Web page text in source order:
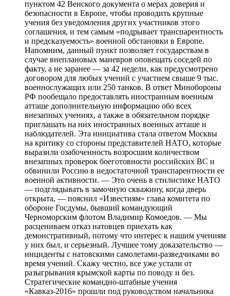
пунктом 42 Венского документа о мерах доверия и
безопасности в Европе, чтобы проводить крупные
учения без уведомления других участников этого
соглашения, и тем самым «подрывает транспарентность
и предсказуемость» военной обстановки в Европе.
Напомним, данный пункт позволяет государствам в
случае внеплановых маневров оповещать соседей по
факту, а не заранее — за 42 недели, как предусмотрено
договором для любых учений с участием свыше 9 тыс.
военнослужащих или 250 танков. В ответ Минобороны
РФ пообещало предоставлять иностранным военным
атташе дополнительную информацию обо всех
внезапных учениях, а также в обязательном порядке
приглашать на них иностранных военных атташе и
наблюдателей. Эта инициатива стала ответом Москвы
на критику со стороны представителей НАТО, которые
выразили озабоченность возросшим количеством
внезапных проверок боеготовности российских ВС и
обвинили Россию в недостаточной транспарентности ее
военной активности. — Это очень в стилистике НАТО
— подглядывать в замочную скважину, когда дверь
открыта, — пояснил «Известиям» глава комитета по
обороне Госдумы, бывший командующий
Черноморским флотом Владимир Комоедов. — Мы
расцениваем отказ натовцев приехать как
демонстративный, потому что интерес к нашим учениям
у них был, и серьезный. Лучшее тому доказательство —
инциденты с натовскими самолетами-разведчиками во
время учений. Скажу честно, все уже устали от
разыгрывания крымской карты по поводу и без.
Стратегические командно-штабные учения
«Кавказ-2016» прошли под руководством начальника